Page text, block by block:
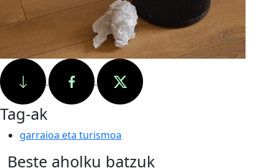
Tag-ak
garraioa eta turismoa
Beste aholku batzuk